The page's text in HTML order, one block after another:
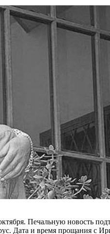
Печальную новость
Дата и время прощания с